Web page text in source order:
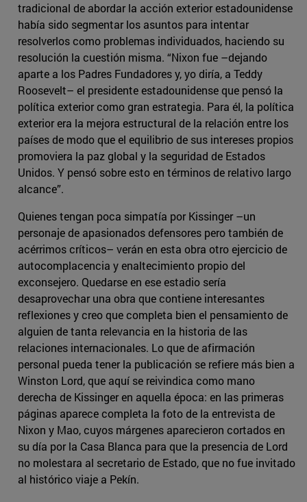
tradicional de abordar la acción exterior estadounidense
había sido segmentar los asuntos para intentar
resolverlos como problemas individuados, haciendo su
resolución la cuestión misma. “Nixon fue –dejando
aparte a los Padres Fundadores y, yo diría, a Teddy
Roosevelt– el presidente estadounidense que pensó la
política exterior como gran estrategia. Para él, la política
exterior era la mejora estructural de la relación entre los
países de modo que el equilibrio de sus intereses propios
promoviera la paz global y la seguridad de Estados
Unidos. Y pensó sobre esto en términos de relativo largo
alcance”.
Quienes tengan poca simpatía por Kissinger –un
personaje de apasionados defensores pero también de
acérrimos críticos– verán en esta obra otro ejercicio de
autocomplacencia y enaltecimiento propio del
exconsejero. Quedarse en ese estadio sería
desaprovechar una obra que contiene interesantes
reflexiones y creo que completa bien el pensamiento de
alguien de tanta relevancia en la historia de las
relaciones internacionales. Lo que de afirmación
personal pueda tener la publicación se refiere más bien a
Winston Lord, que aquí se reivindica como mano
derecha de Kissinger en aquella época: en las primeras
páginas aparece completa la foto de la entrevista de
Nixon y Mao, cuyos márgenes aparecieron cortados en
su día por la Casa Blanca para que la presencia de Lord
no molestara al secretario de Estado, que no fue invitado
al histórico viaje a Pekín.